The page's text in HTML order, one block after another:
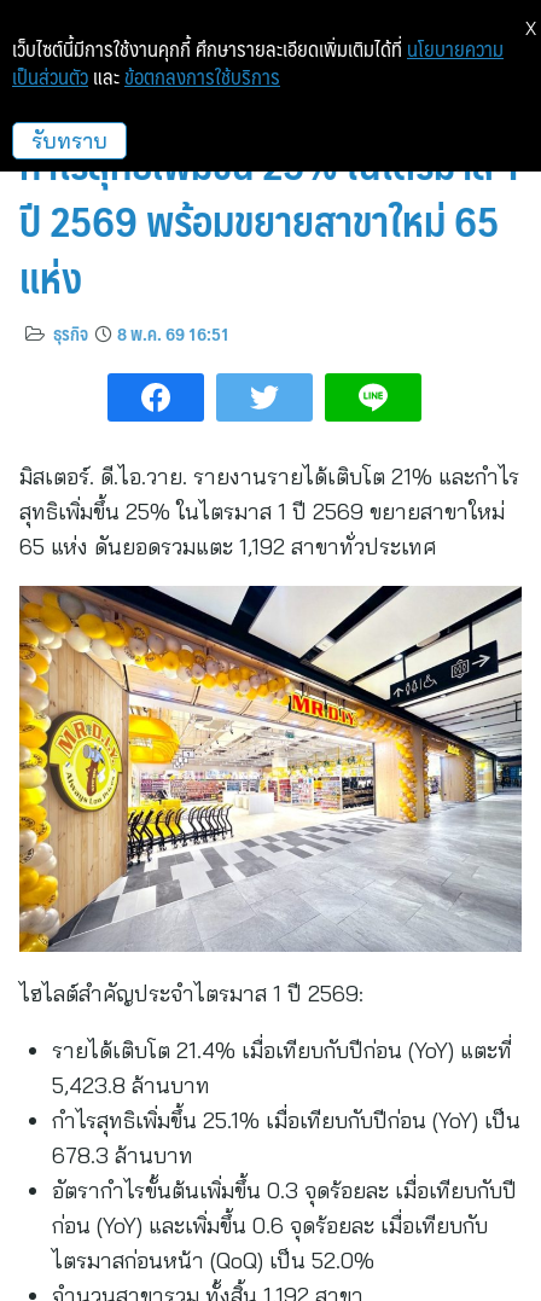
มิสเตอร์. ดี.ไอ.วาย. รายได้โต 21%
กำไรสุทธิเพิ่มขึ้น 25% ในไตรมาส 1
ปี 2569 พร้อมขยายสาขาใหม่ 65
แห่ง
ธุรกิจ 8 พ.ค. 69 16:51
มิสเตอร์. ดี.ไอ.วาย. รายงานรายได้เติบโต 21% และกำไร
สุทธิเพิ่มขึ้น 25% ในไตรมาส 1 ปี 2569 ขยายสาขาใหม่
65 แห่ง ดันยอดรวมแตะ 1,192 สาขาทั่วประเทศ
ไฮไลต์สำคัญประจำไตรมาส 1 ปี 2569:
รายได้เติบโต 21.4% เมื่อเทียบกับปีก่อน (YoY) แตะที่
5,423.8 ล้านบาท
กำไรสุทธิเพิ่มขึ้น 25.1% เมื่อเทียบกับปีก่อน (YoY) เป็น
678.3 ล้านบาท
อัตรากำไรขั้นต้นเพิ่มขึ้น 0.3 จุดร้อยละ เมื่อเทียบกับปี
ก่อน (YoY) และเพิ่มขึ้น 0.6 จุดร้อยละ เมื่อเทียบกับ
ไตรมาสก่อนหน้า (QoQ) เป็น 52.0%
เว็บไซต์นี้มีการใช้งานคุกกี้ ศึกษารายละเอียดเพิ่มเติมได้ที่ นโยบายความ
เป็นส่วนตัว และ ข้อตกลงการใช้บริการ
รับทราบ
X